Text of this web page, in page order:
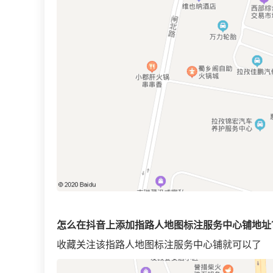
怎么在抖音上添加指路人地图标注服务中心铺地
收藏关注该指路人地图标注服务中心铺就可以了